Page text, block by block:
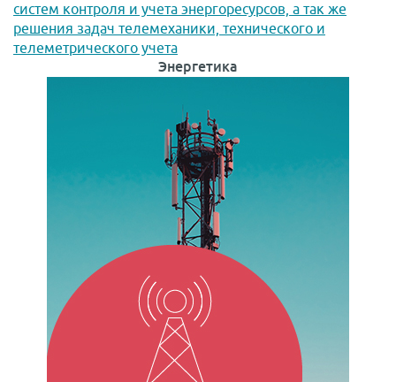
систем контроля и учета энергоресурсов, а так же
решения задач телемеханики, технического и
телеметрического учета
Энергетика